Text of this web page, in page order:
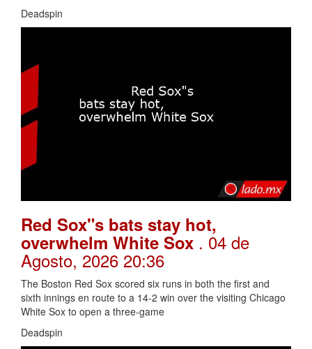
Deadspin
Red Sox"s bats stay hot,
overwhelm White Sox . 04 de
Agosto, 2026 20:36
The Boston Red Sox scored six runs in both the first and
sixth innings en route to a 14-2 win over the visiting Chicago
White Sox to open a three-game
Deadspin